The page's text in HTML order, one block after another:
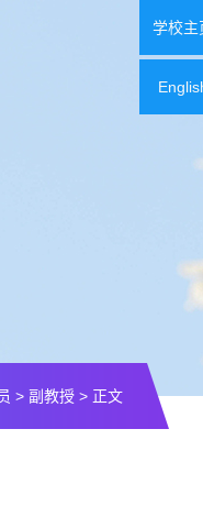
学校主
> 副教授 > 正文